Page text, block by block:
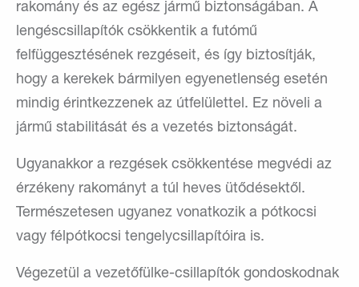
rakomány és az egész jármű biztonságában. A
lengéscsillapítók csökkentik a futómű
felfüggesztésének rezgéseit, és így biztosítják,
hogy a kerekek bármilyen egyenetlenség esetén
mindig érintkezzenek az útfelülettel. Ez növeli a
jármű stabilitását és a vezetés biztonságát.
Ugyanakkor a rezgések csökkentése megvédi az
érzékeny rakományt a túl heves ütődésektől.
Természetesen ugyanez vonatkozik a pótkocsi
vagy félpótkocsi tengelycsillapítóira is.
Végezetül a vezetőfülke-csillapítók gondoskodnak